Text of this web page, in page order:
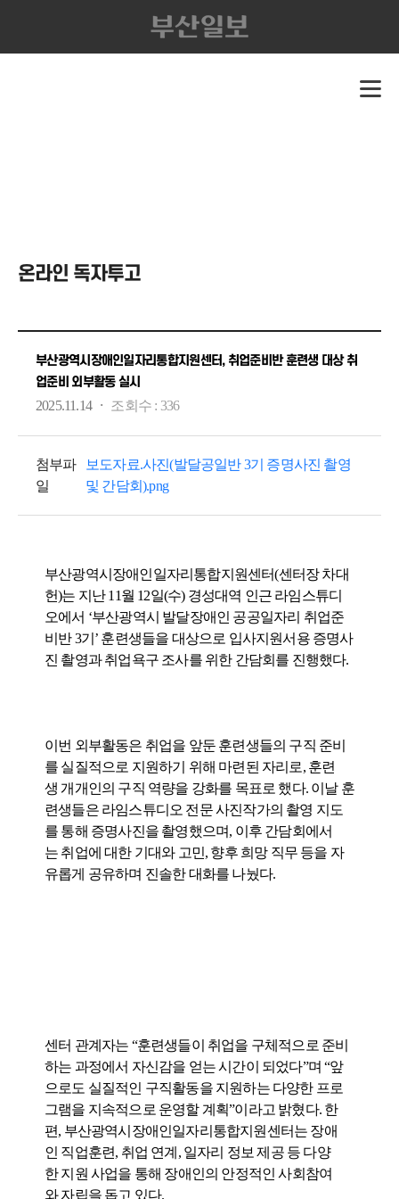
온라인 독자투고
부산광역시장애인일자리통합지원센터, 취업준비반 훈련생 대상 취
업준비 외부활동 실시
2025.11.14 · 조회수 : 336
첨부파
일
보도자료.사진(발달공일반 3기 증명사진 촬영
및 간담회).png
부산광역시장애인일자리통합지원센터(센터장 차대
헌)는 지난 11월 12일(수) 경성대역 인근 라임스튜디
오에서 ‘부산광역시 발달장애인 공공일자리 취업준
비반 3기’ 훈련생들을 대상으로 입사지원서용 증명사
진 촬영과 취업욕구 조사를 위한 간담회를 진행했다.
이번 외부활동은 취업을 앞둔 훈련생들의 구직 준비
를 실질적으로 지원하기 위해 마련된 자리로, 훈련
생 개개인의 구직 역량을 강화를 목표로 했다. 이날 훈
련생들은 라임스튜디오 전문 사진작가의 촬영 지도
를 통해 증명사진을 촬영했으며, 이후 간담회에서
는 취업에 대한 기대와 고민, 향후 희망 직무 등을 자
유롭게 공유하며 진솔한 대화를 나눴다.
센터 관계자는 “훈련생들이 취업을 구체적으로 준비
하는 과정에서 자신감을 얻는 시간이 되었다”며 “앞
으로도 실질적인 구직활동을 지원하는 다양한 프로
그램을 지속적으로 운영할 계획”이라고 밝혔다. 한
편, 부산광역시장애인일자리통합지원센터는 장애
인 직업훈련, 취업 연계, 일자리 정보 제공 등 다양
한 지원 사업을 통해 장애인의 안정적인 사회참여
와 자립을 돕고 있다.